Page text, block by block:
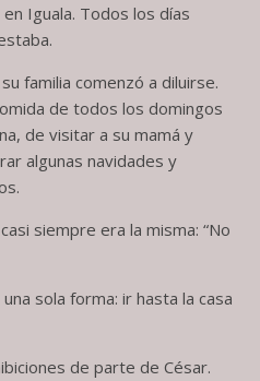
Iguala. Todos los días
familia comenzó a diluirse.
de todos los domingos
de visitar a su mamá y
algunas navidades y
siempre era la misma: “No
sola forma: ir hasta la casa
de parte de César.